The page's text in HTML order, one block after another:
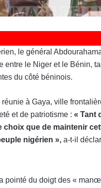
le général
entre le Niger et le Bénin,
du côté béninois.
à Gaya, ville
et de patriotisme : « Tant
choix que de maintenir
nigérien », a-t-il
pointé du doigt des «